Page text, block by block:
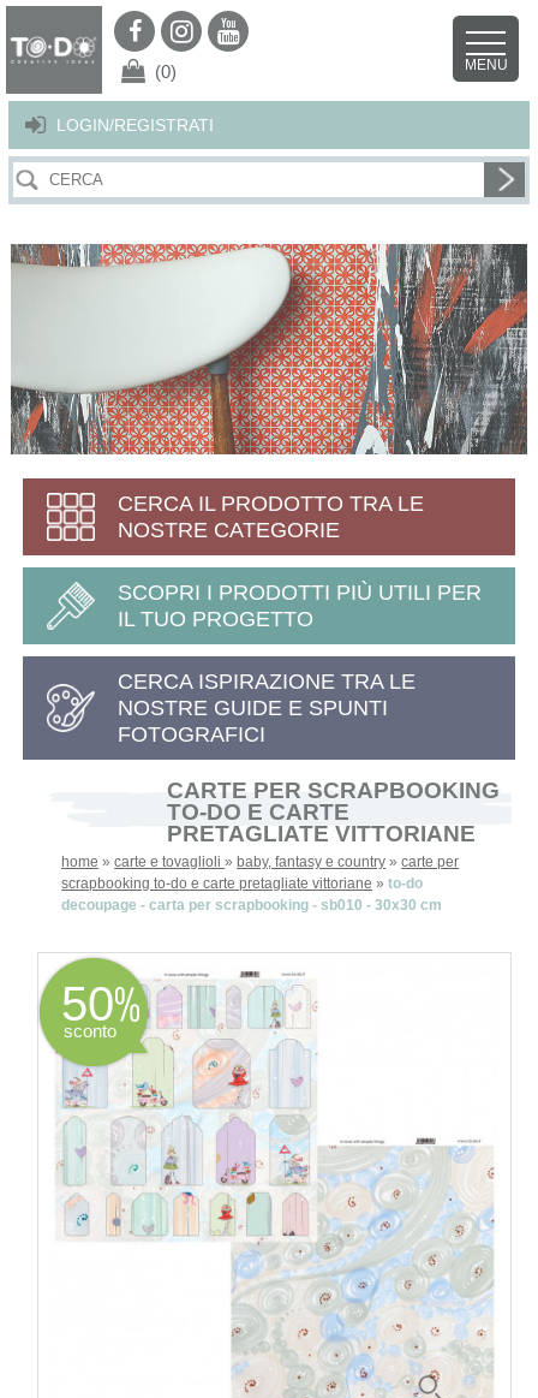
Per offrirti il miglior servizio possibile questo sito utilizza i cookies.
Continuando la navigazione nel sito autorizzi l’uso dei cookies. Per ulteriori
LOGIN/REGISTRATI
(0) MENU
CERCA IL PRODOTTO TRA LE
NOSTRE CATEGORIE
SCOPRI I PRODOTTI PIÙ UTILI PER
IL TUO PROGETTO
CERCA ISPIRAZIONE TRA LE
NOSTRE GUIDE E SPUNTI
FOTOGRAFICI
CARTE PER SCRAPBOOKING
TO-DO E CARTE
PRETAGLIATE VITTORIANE
home »carte e tovaglioli»baby, fantasy e country »carte per
scrapbooking to-do e carte pretagliate vittoriane »to-do
decoupage - carta per scrapbooking - sb010 - 30x30 cm
50
sconto